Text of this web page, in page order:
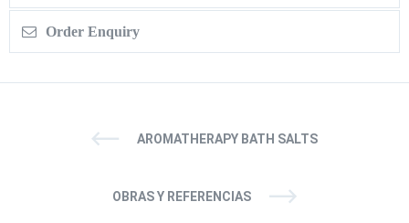
Order Enquiry
AROMATHERAPY BATH SALTS
OBRAS Y REFERENCIAS